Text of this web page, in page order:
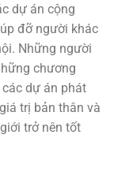
dự án cộng
đỡ người khác
Những người
chương
dự án phát
trị bản thân và
trở nên tốt